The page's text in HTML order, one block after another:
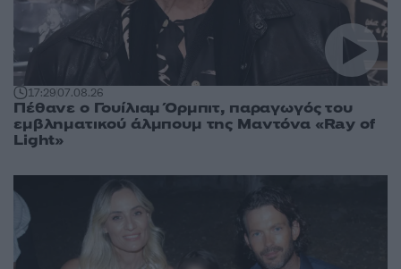
17:2907.08.26
Πέθανε ο Γουίλιαμ Όρμπιτ, παραγωγός του
εμβληματικού άλμπουμ της Μαντόνα «Ray of
Light»